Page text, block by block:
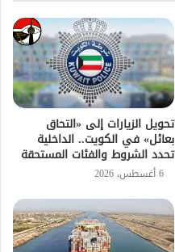
تحويل الزيارات إلى «التحاق
بعائل» في الكويت.. الداخلية
تحدد الشروط والفئات المستحقة
6 أغسطس، 2026